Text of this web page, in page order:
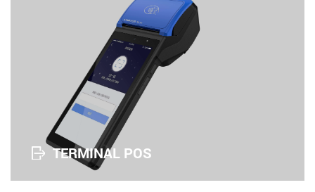
TERMINAL POS